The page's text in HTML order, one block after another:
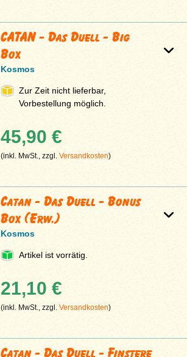
CATAN - Das Duell - Big
Box
Kosmos
Zur Zeit nicht lieferbar,
Vorbestellung möglich.
45,90 €
(inkl. MwSt., zzgl.Versandkosten)
Catan - Das Duell - Bonus
Box (Erw.)
Kosmos
Artikel ist vorrätig.
21,10 €
(inkl. MwSt., zzgl.Versandkosten)
Catan - Das Duell - Finstere